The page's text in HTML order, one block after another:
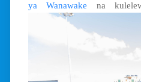
ya Wanawake na